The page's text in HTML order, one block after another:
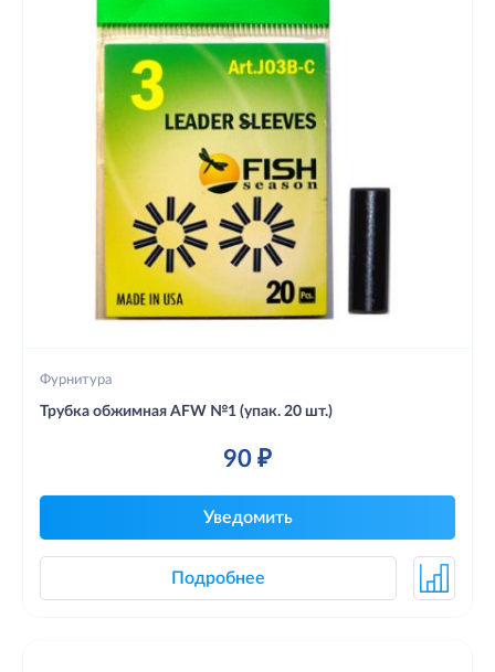
Фурнитура
Трубка обжимная AFW №1 (упак. 20 шт.)
90 ₽
Уведомить
Подробнее